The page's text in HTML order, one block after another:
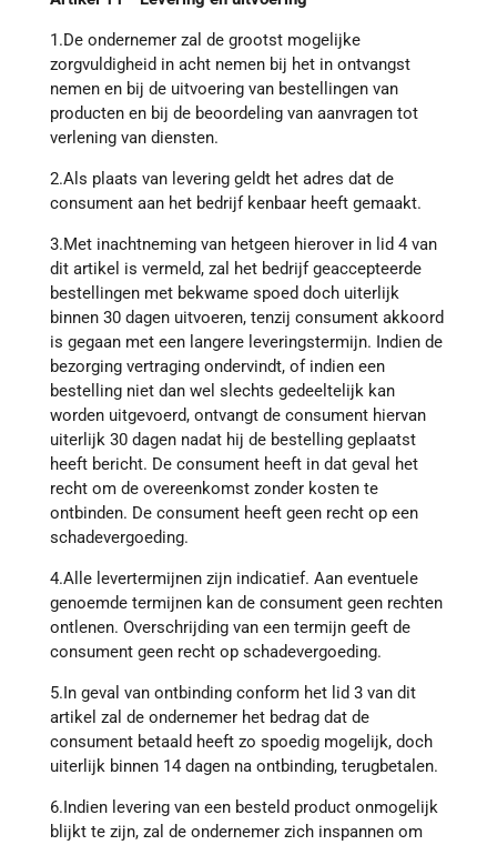
1.De ondernemer zal de grootst mogelijke
zorgvuldigheid in acht nemen bij het in ontvangst
nemen en bij de uitvoering van bestellingen van
producten en bij de beoordeling van aanvragen tot
verlening van diensten.
2.Als plaats van levering geldt het adres dat de
consument aan het bedrijf kenbaar heeft gemaakt.
3.Met inachtneming van hetgeen hierover in lid 4 van
dit artikel is vermeld, zal het bedrijf geaccepteerde
bestellingen met bekwame spoed doch uiterlijk
binnen 30 dagen uitvoeren, tenzij consument akkoord
is gegaan met een langere leveringstermijn. Indien de
bezorging vertraging ondervindt, of indien een
bestelling niet dan wel slechts gedeeltelijk kan
worden uitgevoerd, ontvangt de consument hiervan
uiterlijk 30 dagen nadat hij de bestelling geplaatst
heeft bericht. De consument heeft in dat geval het
recht om de overeenkomst zonder kosten te
ontbinden. De consument heeft geen recht op een
schadevergoeding.
4.Alle levertermijnen zijn indicatief. Aan eventuele
genoemde termijnen kan de consument geen rechten
ontlenen. Overschrijding van een termijn geeft de
consument geen recht op schadevergoeding.
5.In geval van ontbinding conform het lid 3 van dit
artikel zal de ondernemer het bedrag dat de
consument betaald heeft zo spoedig mogelijk, doch
uiterlijk binnen 14 dagen na ontbinding, terugbetalen.
6.Indien levering van een besteld product onmogelijk
blijkt te zijn, zal de ondernemer zich inspannen om